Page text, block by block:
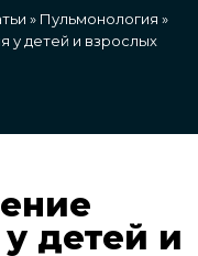
» Пульмонология »
у детей и взрослых
детей и